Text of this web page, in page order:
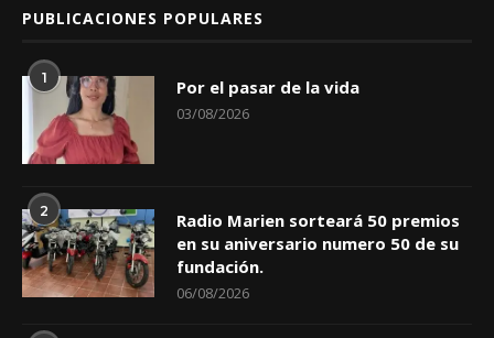
PUBLICACIONES POPULARES
1 Por el pasar de la vida
03/08/2026
2
Radio Marien sorteará 50 premios
en su aniversario numero 50 de su
fundación.
06/08/2026